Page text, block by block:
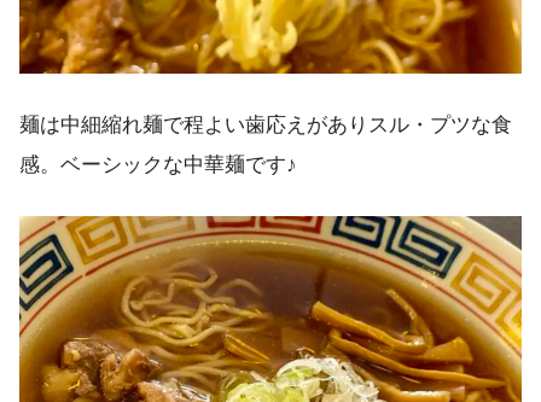
麺は中細縮れ麺で程よい歯応えがありスル・プツな食
感。ベーシックな中華麺です♪